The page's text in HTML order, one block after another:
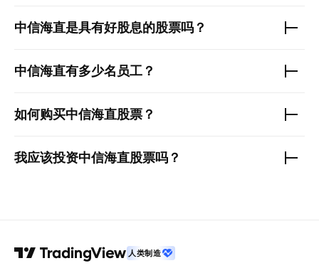
中信海直是具有好股息的股票吗？
中信海直有多少名员工？
如何购买中信海直股票？
我应该投资中信海直股票吗？
人类制造